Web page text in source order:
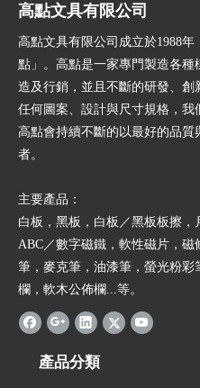
高點文具有限公司
高點文具有限公司成立於1988
點」。高點是一家專門製造各種
造及行銷，並且不斷的研發、
任何圖案、設計與尺寸規格，我
高點會持續不斷的以最好的品
者。
主要產品：
白板，黑板，白板／黑板板擦，
ABC／數字磁鐵，軟性磁片，
筆，麥克筆，油漆筆，螢光粉
欄，軟木公佈欄...等。
產品分類